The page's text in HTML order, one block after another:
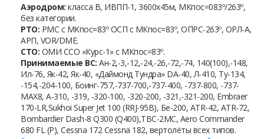
Аэродром: класса В, ИВПП-1, 3600х45м, МКпос=083º/263º,
без категории.
РТО: РМС с МКпос=83º ОСП с МКпос=83º, ОПРС-263º, ОРЛ-А,
АРП, VOR/DME.
СТО: ОМИ ССО «Курс-1» с МКпос=83º.
Принимаемые ВС: Ан-2,-3,-12,-24,-26,-72,-74, 140(100),-148,
Ил-76, Як-42, Як-40, «Даймонд Тундра» DА-40, Л-410, Ту-134,
-154,-204-100, Боинг-757,-737-700,-737-400, -737-800, -737-
MAX8, А-310, -319, -320-100, -320-200, -321,-321-200, Embraer
170-LR,Sukhoi Super Jet 100 (RRJ-95B), Бе-200, ATR-42, ATR-72,
Bombardier Dash-8 Q300 (Q400),ТВС-2МС, Aero Commander
680 FL (P), Cessna 172 Cessna 182, вертолёты всех типов.